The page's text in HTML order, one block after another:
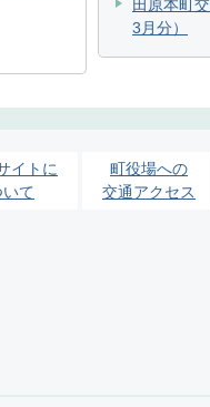
田原本町
3月分）
イトに
いて
町役場への
交通アクセス